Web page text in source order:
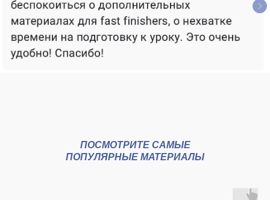
ПОСМОТРИТЕ САМЫЕ
ПОПУЛЯРНЫЕ МАТЕРИАЛЫ